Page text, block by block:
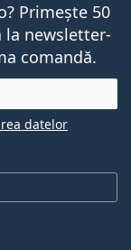
Primește 50
la newsletter-
comandă.
datelor